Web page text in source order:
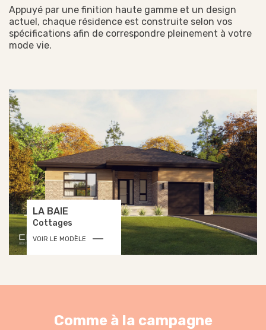
Appuyé par une finition haute gamme et un design
actuel, chaque résidence est construite selon vos
spécifications afin de correspondre pleinement à votre
mode vie.
LA BAIE
Cottages
VOIR LE MODÈLE
Comme à la campagne